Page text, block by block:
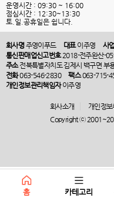
홈 카테고리
운영시간 : 09:30 ~ 16:00
점심시간 : 12:30~13:30
토.일.공휴일은 쉽니다.
회사명주영이푸드 대표이주영 사
통신판매업신고번호2018-전주완산-
주소전북특별자치도 김제시 백구면 부
전화063-546-2830 팩스063-715-
개인정보관리책임자이주영
회사소개 개인정
Copyright ⓒ